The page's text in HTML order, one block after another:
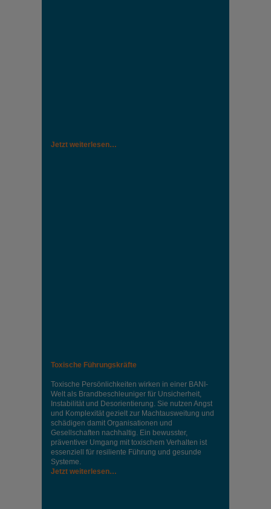
Jetzt weiterlesen…
Toxische Führungskräfte
Toxische Persönlichkeiten wirken in einer BANI-
Welt als Brandbeschleuniger für Unsicherheit,
Instabilität und Desorientierung. Sie nutzen Angst
und Komplexität gezielt zur Machtausweitung und
schädigen damit Organisationen und
Gesellschaften nachhaltig. Ein bewusster,
präventiver Umgang mit toxischem Verhalten ist
essenziell für resiliente Führung und gesunde
Systeme.
Jetzt weiterlesen…